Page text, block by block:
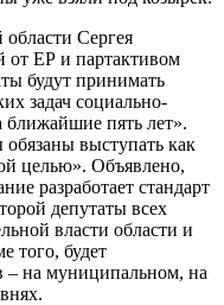
области Сергея
от ЕР и партактивом
будут принимать
задач социально-
ближайшие пять лет».
выступать как
целью». Объявлено,
разработает стандарт
депутаты всех
власти области и
того, будет
– на муниципальном, на